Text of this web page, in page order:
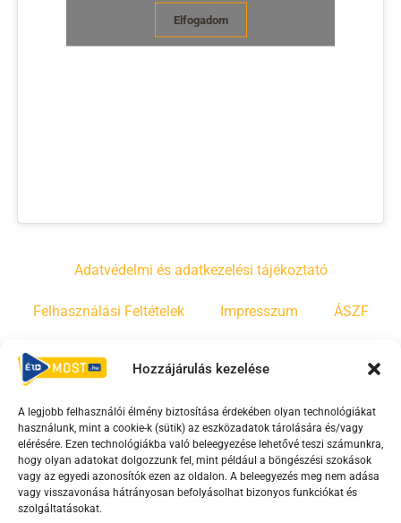
Hozzájárulás kezelése
A legjobb felhasználói élmény biztosítása érdekében olyan technológiákat
használunk, mint a cookie-k (sütik) az eszközadatok tárolására és/vagy
elérésére. Ezen technológiákba való beleegyezése lehetővé teszi számunkra,
hogy olyan adatokat dolgozzunk fel, mint például a böngészési szokások
vagy az egyedi azonosítók ezen az oldalon. A beleegyezés meg nem adása
vagy visszavonása hátrányosan befolyásolhat bizonyos funkciókat és
szolgáltatásokat.
Elfogadom
Adatvédelmi és adatkezelési tájékoztató
Felhasználási Feltételek Impresszum ÁSZF
Irányelvek
F
a
c
e
b
Y
o
u
t
u
T
i
k
t